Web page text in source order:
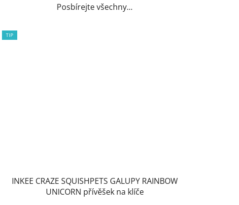
Posbírejte všechny...
TIP
INKEE CRAZE SQUISHPETS GALUPY RAINBOW
UNICORN přívěšek na klíče